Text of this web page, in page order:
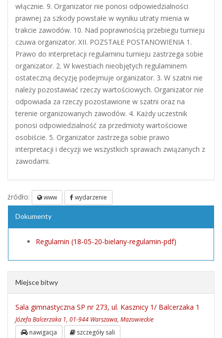
włącznie. 9. Organizator nie ponosi odpowiedzialności
prawnej za szkody powstałe w wyniku utraty mienia w
trakcie zawodów. 10. Nad poprawnością przebiegu turnieju
czuwa organizator. XII. POZSTAŁE POSTANOWIENIA 1.
Prawo do interpretacji regulaminu turnieju zastrzega sobie
organizator. 2. W kwestiach nieobjętych regulaminem
ostateczną decyzję podejmuje organizator. 3. W szatni nie
należy pozostawiać rzeczy wartościowych. Organizator nie
odpowiada za rzeczy pozostawione w szatni oraz na
terenie organizowanych zawodów. 4. Każdy uczestnik
ponosi odpowiedzialność za przedmioty wartościowe
osobiście. 5. Organizator zastrzega sobie prawo
interpretacji i decyzji we wszystkich sprawach związanych z
zawodami.
źródło: www wydarzenie
Dokumenty
Regulamin (18-05-20-bielany-regulamin-pdf)
Miejsce bitwy
Sala gimnastyczna SP nr 273, ul. Kasznicy 1/ Balcerzaka 1
Józefa Balcerzaka 1, 01-944 Warszawa, Mazowieckie
nawigacja szczegóły sali